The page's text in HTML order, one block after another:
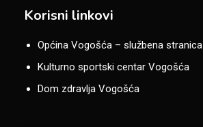
Korisni linkovi
Općina Vogošća – službena stranica
Kulturno sportski centar Vogošća
Dom zdravlja Vogošća